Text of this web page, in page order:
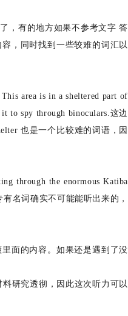
，有的地方如果不参考文字 答
，同时找到一些较难的词汇以
area is in a sheltered part of
to spy through binoculars.这边
也是一个比较难的词语，因
through the enormous Katiba
名词确实不可能能听出来的，
面的内容。如果还是遇到了没
研究透彻，因此这次听力可以